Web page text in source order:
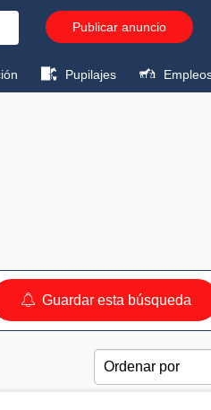
Publicar anuncio
Pupilajes
Guardar esta búsqueda